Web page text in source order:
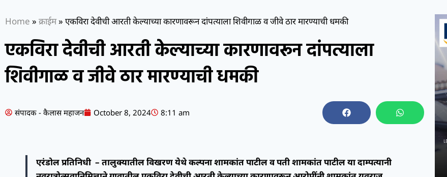
Home » क्राईम» एकविरा देवीची आरती केल्याच्या कारणावरून दांपत्याला शिवीगाळ व जीवे ठार मारण्याची धमकी
एकविरा देवीची आरती केल्याच्या कारणावरून दांपत्याला
शिवीगाळ व जीवे ठार मारण्याची धमकी
संपादक - कैलास महाजन October 8, 2024 8:11 am
एरंडोल प्रतिनिधी – तालुक्यातील विखरण येथे कल्पना शामकांत पाटील व पती शामकांत पाटील या दाम्पत्यानी